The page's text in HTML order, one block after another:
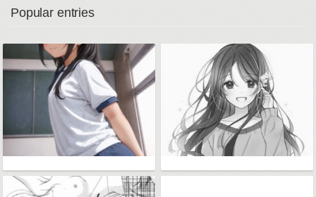
Popular entries